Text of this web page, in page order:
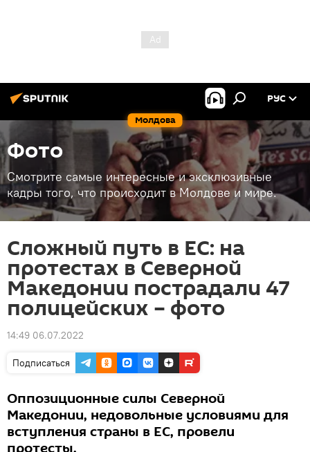
Молдова
РУС
Фото
Смотрите самые интересные и эксклюзивные
кадры того, что происходит в Молдове и мире.
Сложный путь в ЕС: на
протестах в Северной
Македонии пострадали 47
полицейских – фото
14:49 06.07.2022
Подписаться
Оппозиционные силы Северной
Македонии, недовольные условиями для
вступления страны в ЕС, провели